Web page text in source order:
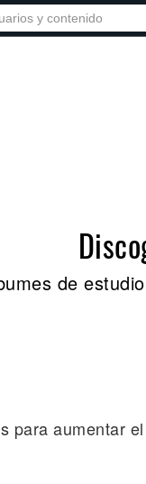
INICIO ARTISTAS
de
para aumentar